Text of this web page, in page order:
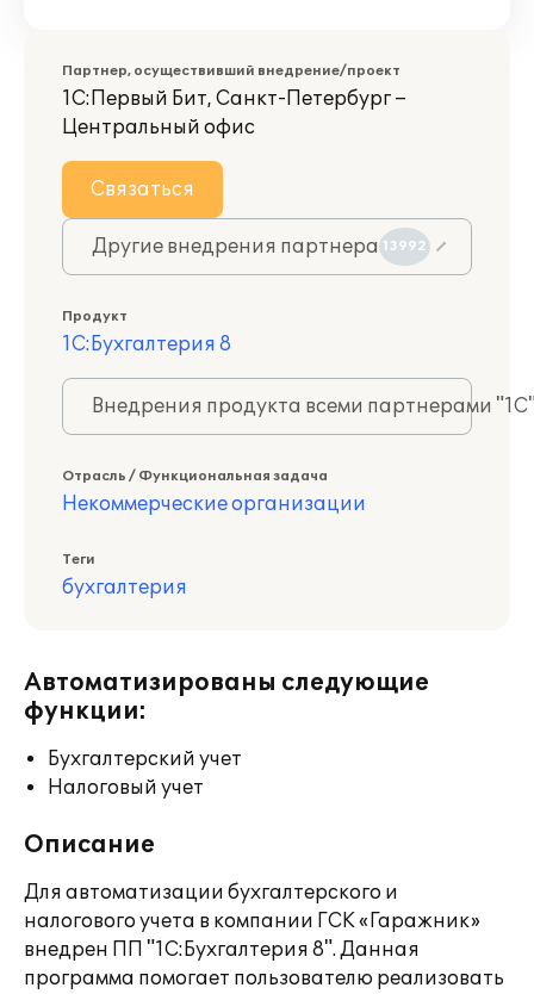
Партнер, осуществивший внедрение/проект
1С:Первый Бит, Санкт-Петербург –
Центральный офис
Связаться
Другие внедрения партнера 13992
Продукт
1С:Бухгалтерия 8
Внедрения продукта всеми партнерами
Отрасль / Функциональная задача
Некоммерческие организации
Теги
бухгалтерия
Автоматизированы следующие
функции:
Бухгалтерский учет
Налоговый учет
Описание
Для автоматизации бухгалтерского и
налогового учета в компании ГСК «Гаражник»
внедрен ПП "1С:Бухгалтерия 8". Данная
программа помогает пользователю реализовать